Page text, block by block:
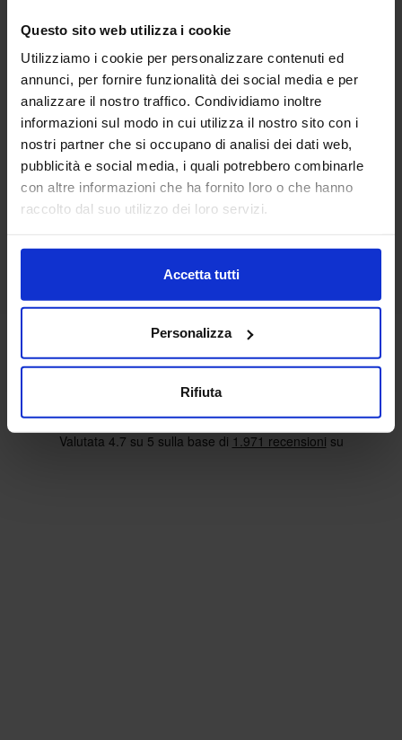
Questo sito web utilizza i cookie
Utilizziamo i cookie per personalizzare contenuti ed
annunci, per fornire funzionalità dei social media e per
analizzare il nostro traffico. Condividiamo inoltre
informazioni sul modo in cui utilizza il nostro sito con i
nostri partner che si occupano di analisi dei dati web,
pubblicità e social media, i quali potrebbero combinarle
con altre informazioni che ha fornito loro o che hanno
raccolto dal suo utilizzo dei loro servizi.
Accetta tutti
Personalizza
Rifiuta
Set 1+1 In Spugna Jacquard Elysium
19,90€ Da 17,00€
Colori disponibili
OttanioTortoraGrigio scuro
BiancoVerde+1colore